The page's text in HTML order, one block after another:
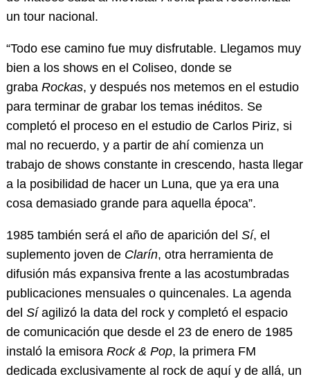
un tour nacional.
“Todo ese camino fue muy disfrutable. Llegamos muy
bien a los shows en el Coliseo, donde se
graba Rockas, y después nos metemos en el estudio
para terminar de grabar los temas inéditos. Se
completó el proceso en el estudio de Carlos Piriz, si
mal no recuerdo, y a partir de ahí comienza un
trabajo de shows constante in crescendo, hasta llegar
a la posibilidad de hacer un Luna, que ya era una
cosa demasiado grande para aquella época”.
1985 también será el año de aparición del Sí, el
suplemento joven de Clarín, otra herramienta de
difusión más expansiva frente a las acostumbradas
publicaciones mensuales o quincenales. La agenda
del Sí agilizó la data del rock y completó el espacio
de comunicación que desde el 23 de enero de 1985
instaló la emisoraRock & Pop, la primera FM
dedicada exclusivamente al rock de aquí y de allá, un